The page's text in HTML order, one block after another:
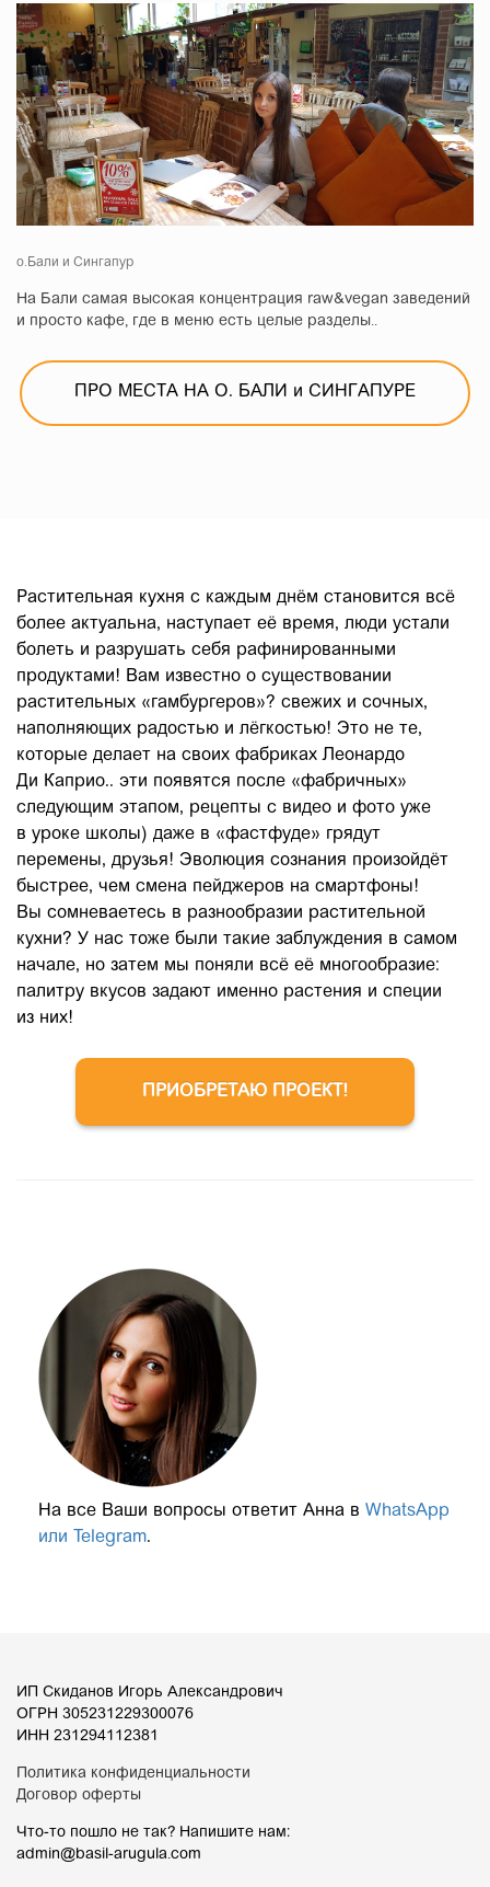
о.Бали и Сингапур
На Бали самая высокая концентрация raw&vegan заведений
и просто кафе, где в меню есть целые разделы..
ПРО МЕСТА НА О. БАЛИ и СИНГАПУРЕ
Растительная кухня с каждым днём становится всё
более актуальна, наступает её время, люди устали
болеть и разрушать себя рафинированными
продуктами! Вам известно о существовании
растительных «гамбургеров»? свежих и сочных,
наполняющих радостью и лёгкостью! Это не те,
которые делает на своих фабриках Леонардо
Ди Каприо.. эти появятся после «фабричных»
следующим этапом, рецепты с видео и фото уже
в уроке школы) даже в «фастфуде» грядут
перемены, друзья! Эволюция сознания произойдёт
быстрее, чем смена пейджеров на смартфоны!
Вы сомневаетесь в разнообразии растительной
кухни? У нас тоже были такие заблуждения в самом
начале, но затем мы поняли всё её многообразие:
палитру вкусов задают именно растения и специи
из них!
ПРИОБРЕТАЮ ПРОЕКТ!
На все Ваши вопросы ответит Анна в WhatsApp
или Telegram.
ИП Скиданов Игорь Александрович
ОГРН 305231229300076
ИНН 231294112381
Политика конфиденциальности
Договор оферты
Что-то пошло не так? Напишите нам:
admin@basil-arugula.com